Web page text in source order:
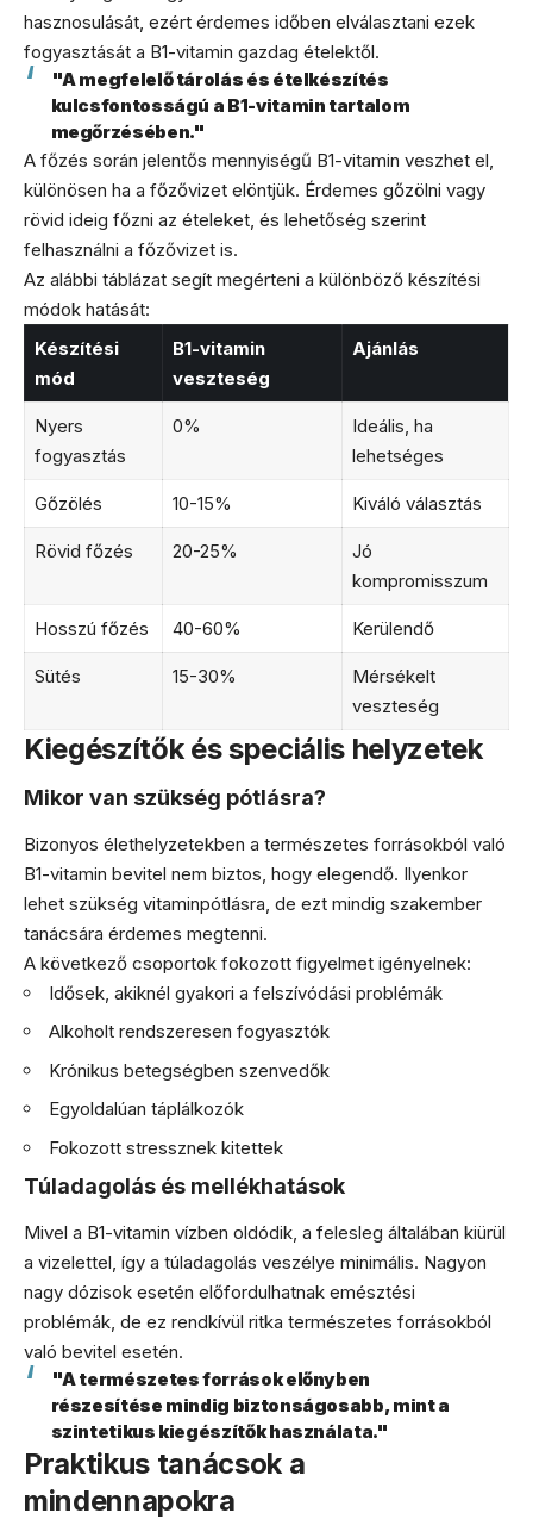
hasznosulását, ezért érdemes időben elválasztani ezek
fogyasztását a B1-vitamin gazdag ételektől.
"A megfelelő tárolás és ételkészítés
kulcsfontosságú a B1-vitamin tartalom
megőrzésében."
A főzés során jelentős mennyiségű B1-vitamin veszhet el,
különösen ha a főzővizet elöntjük. Érdemes gőzölni vagy
rövid ideig főzni az ételeket, és lehetőség szerint
felhasználni a főzővizet is.
Az alábbi táblázat segít megérteni a különböző készítési
módok hatását:
Készítési
mód
B1-vitamin
veszteség
Ajánlás
Nyers
fogyasztás
0%
Ideális, ha
lehetséges
Gőzölés 10-15% Kiváló választás
Rövid főzés 20-25%
Jó
kompromisszum
Hosszú főzés 40-60% Kerülendő
Sütés 15-30%
Mérsékelt
veszteség
Kiegészítők és speciális helyzetek
Mikor van szükség pótlásra?
Bizonyos élethelyzetekben a természetes forrásokból való
B1-vitamin bevitel nem biztos, hogy elegendő. Ilyenkor
lehet szükség vitaminpótlásra, de ezt mindig szakember
tanácsára érdemes megtenni.
A következő csoportok fokozott figyelmet igényelnek:
Idősek, akiknél gyakori a felszívódási problémák
Alkoholt rendszeresen fogyasztók
Krónikus betegségben szenvedők
Egyoldalúan táplálkozók
Fokozott stressznek kitettek
Túladagolás és mellékhatások
Mivel a B1-vitamin vízben oldódik, a felesleg általában kiürül
a vizelettel, így a túladagolás veszélye minimális. Nagyon
nagy dózisok esetén előfordulhatnak emésztési
problémák, de ez rendkívül ritka természetes forrásokból
való bevitel esetén.
"A természetes források előnyben
részesítése mindig biztonságosabb, mint a
szintetikus kiegészítők használata."
Praktikus tanácsok a
mindennapokra